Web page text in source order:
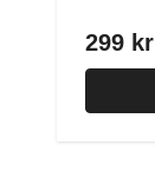
299 kr